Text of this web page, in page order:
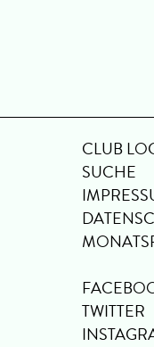
CLUB
SUCHE
TWITTER